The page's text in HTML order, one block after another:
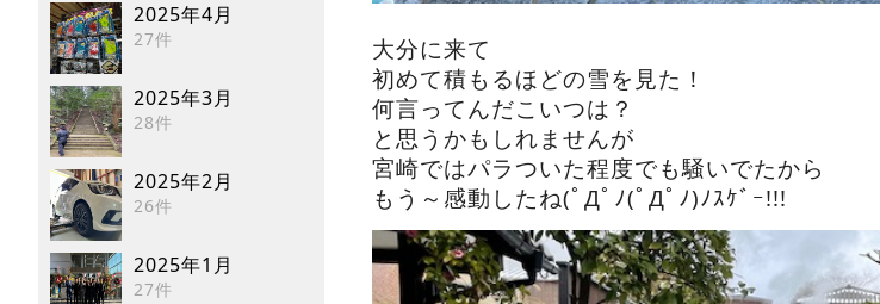
2025年4月
27件
2025年3月
28件
2025年2月
26件
2025年1月
27件
大分に来て
初めて積もるほどの雪を見た！
何言ってんだこいつは？
と思うかもしれませんが
宮崎ではパラついた程度でも騒いでたから
もう～感動したね(ﾟДﾟﾉ(ﾟДﾟﾉ)ﾉｽｹﾞｰ!!!